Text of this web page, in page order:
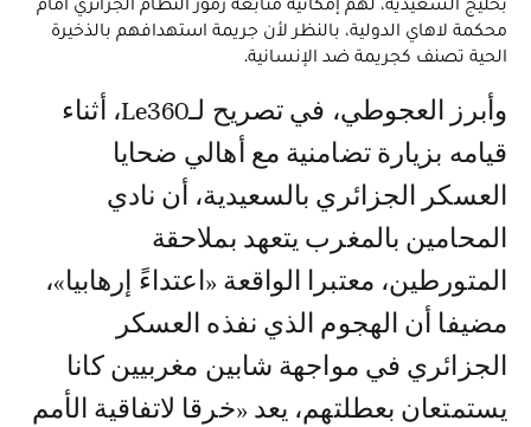
محكمة لاهاي الدولية، بالنظر لأن جريمة استهدافهم بالذخيرة
الحية تصنف كجريمة ضد الإنسانية.
وأبرز العجوطي، في تصريح لـLe360، أثناء
قيامه بزيارة تضامنية مع أهالي ضحايا
العسكر الجزائري بالسعيدية، أن نادي
المحامين بالمغرب يتعهد بملاحقة
المتورطين، معتبرا الواقعة «اعتداءً إرهابيا»،
مضيفا أن الهجوم الذي نفذه العسكر
الجزائري في مواجهة شابين مغربيين كانا
يستمتعان بعطلتهم، يعد «خرقا لاتفاقية الأمم